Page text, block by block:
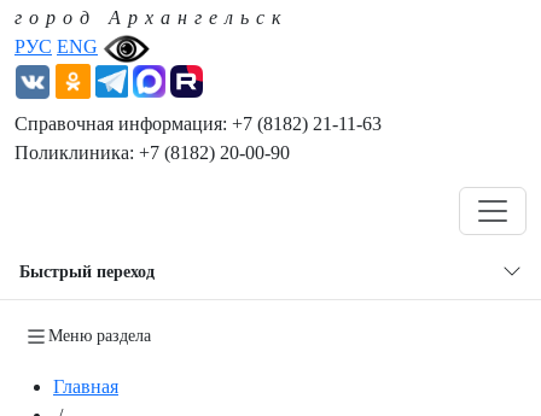
РУС ENG
город Архангельск
Справочная информация: +7 (8182) 21-11-63
Поликлиника: +7 (8182) 20-00-90
Быстрый переход
Меню раздела
Главная